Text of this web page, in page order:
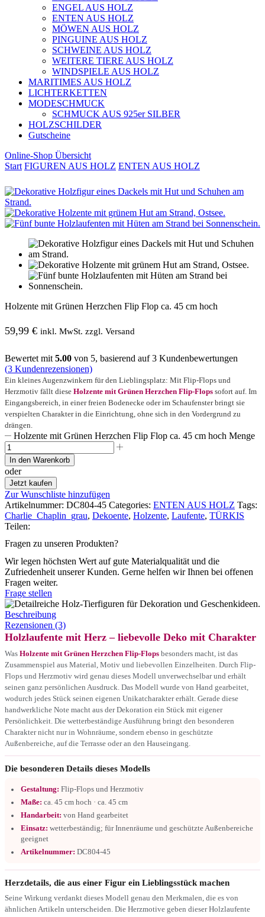
ENGEL AUS HOLZ
ENTEN AUS HOLZ
MÖWEN AUS HOLZ
PINGUINE AUS HOLZ
SCHWEINE AUS HOLZ
WEITERE TIERE AUS HOLZ
WINDSPIELE AUS HOLZ
MARITIMES AUS HOLZ
LICHTERKETTEN
MODESCHMUCK
SCHMUCK AUS 925er SILBER
HOLZSCHILDER
Gutscheine
Online-Shop Übersicht
Start FIGUREN AUS HOLZ ENTEN AUS HOLZ
Holzente mit Grünen Herzchen Flip Flop ca. 45 cm hoch
59,99 € inkl. MwSt. zzgl. Versand
Bewertet mit 5.00 von 5, basierend auf3 Kundenbewertungen
(3 Kundenrezensionen)
Ein kleines Augenzwinkern für den Lieblingsplatz: Mit Flip-Flops und
Herzmotiv fällt diese Holzente mit Grünen Herzchen Flip-Flops sofort auf. Im
Eingangsbereich, in einer freien Bodenecke oder im Schaufenster bringt sie
verspielten Charakter in die Einrichtung, ohne sich in den Vordergrund zu
drängen.
Holzente mit Grünen Herzchen Flip Flop ca. 45 cm hoch Menge
In den Warenkorb
oder
Jetzt kaufen
Zur Wunschliste hinzufügen
Artikelnummer: DC804-45 Categories: ENTEN AUS HOLZ Tags:
Charlie_Chaplin_grau, Dekoente, Holzente, Laufente, TÜRKIS
Teilen:
Fragen zu unseren Produkten?
Wir legen höchsten Wert auf gute Materialqualität und die
Zufriedenheit unserer Kunden. Gerne helfen wir Ihnen bei offenen
Fragen weiter.
Frage stellen
Beschreibung
Rezensionen (3)
Holzlaufente mit Herz – liebevolle Deko mit Charakter
Was Holzente mit Grünen Herzchen Flip-Flops besonders macht, ist das
Zusammenspiel aus Material, Motiv und liebevollen Einzelheiten. Durch Flip-
Flops und Herzmotiv wird genau dieses Modell unverwechselbar und erhält
seinen ganz persönlichen Ausdruck. Das Modell wurde von Hand gearbeitet,
wodurch jedes Stück seinen eigenen Unikatcharakter erhält. Gerade diese
handwerkliche Note macht aus der Dekoration ein Stück mit eigener
Persönlichkeit. Die wetterbeständige Ausführung bringt den besonderen
Charakter nicht nur in Wohnräume, sondern ebenso in geschützte
Außenbereiche, auf die Terrasse oder an den Hauseingang.
Die besonderen Details dieses Modells
Gestaltung: Flip-Flops und Herzmotiv
Maße: ca. 45 cm hoch · ca. 45 cm
Handarbeit: von Hand gearbeitet
Einsatz: wetterbeständig; für Innenräume und geschützte Außenbereiche
geeignet
Artikelnummer: DC804-45
Herzdetails, die aus einer Figur ein Lieblingsstück machen
Seine Wirkung verdankt dieses Modell genau den Merkmalen, die es von
ähnlichen Artikeln unterscheiden. Die Herzmotive geben dieser Holzlaufente